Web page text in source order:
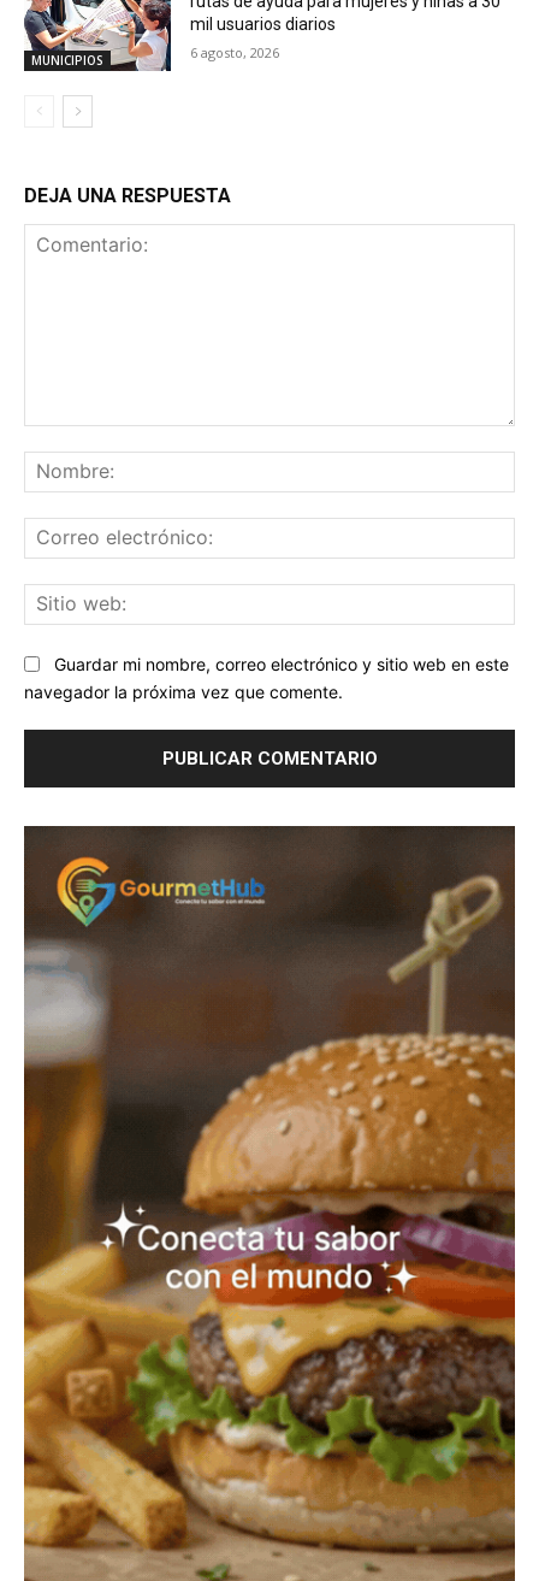
MUNICIPIOS
mil usuarios diarios
6 agosto, 2026
DEJA UNA RESPUESTA
Guardar mi nombre, correo electrónico y sitio web en este
navegador la próxima vez que comente.